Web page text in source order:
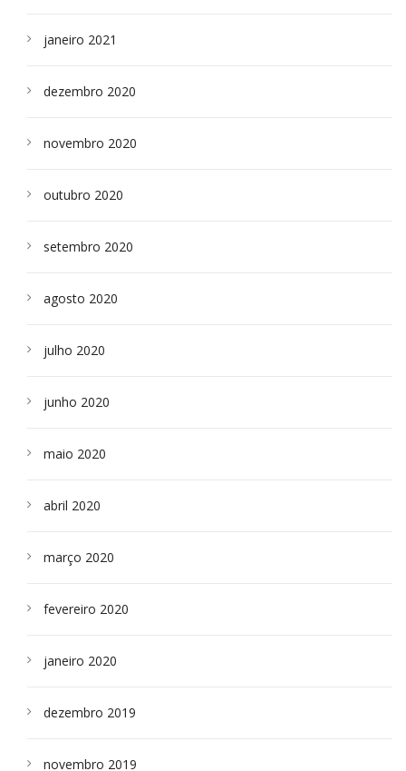
janeiro 2021
dezembro 2020
novembro 2020
outubro 2020
setembro 2020
agosto 2020
julho 2020
junho 2020
maio 2020
abril 2020
março 2020
fevereiro 2020
janeiro 2020
dezembro 2019
novembro 2019